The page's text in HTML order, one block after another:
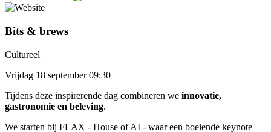
Bits & brews
Cultureel
Vrijdag 18 september 09:30
Tijdens deze inspirerende dag combineren we innovatie,
gastronomie en beleving.
We starten bij FLAX - House of AI - waar een boeiende keynote